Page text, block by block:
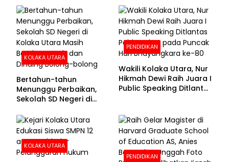
100 Persen
KOLAKA UTARA
Bertahun-tahun
Menunggu Perbaikan,
Sekolah SD Negeri di
Beralas Tanah dan
Dinding Bolong-bolong
PENDIDIKAN
Wakili Kolaka Utara, Nur
Hikmah Dewi Raih Juara I
Public Speaking Ditlantas
Bhayangkara ke-80
KOLAKA UTARA
PENDIDIKAN